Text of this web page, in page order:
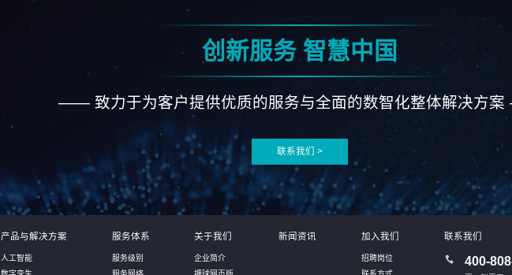
创新服务 智慧中国
—— 致力于为客户提供优质的服务与全面的数智化整体解决方
联系我们 >
产品与解决方案
人工智能
服务体系
服务级别
关于我们
企业简介
新闻资讯 加入我们
招聘岗位
联系我们
400-